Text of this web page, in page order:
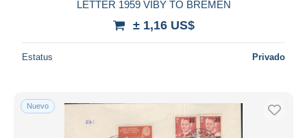
Deseleccionar todo
Mundo entero
LETTER 1959 VIBY TO BREMEN
± 1,16 US$
Estatus Privado
Nuevo